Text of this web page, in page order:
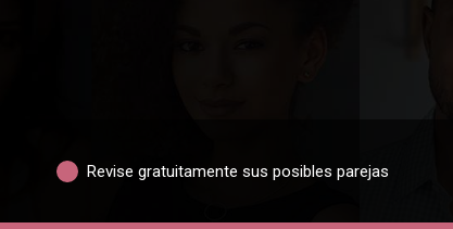
Revise gratuitamente sus posibles parejas